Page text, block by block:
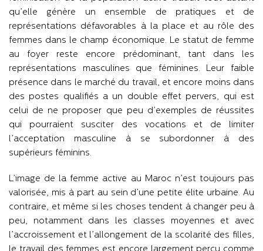
qu’elle génère un ensemble de pratiques et de
représentations défavorables à la place et au rôle des
femmes dans le champ économique. Le statut de femme
au foyer reste encore prédominant, tant dans les
représentations masculines que féminines. Leur faible
présence dans le marché du travail, et encore moins dans
des postes qualifiés a un double effet pervers, qui est
celui de ne proposer que peu d’exemples de réussites
qui pourraient susciter des vocations et de limiter
l’acceptation masculine à se subordonner à des
supérieurs féminins.
L’image de la femme active au Maroc n’est toujours pas
valorisée, mis à part au sein d’une petite élite urbaine. Au
contraire, et même si les choses tendent à changer peu à
peu, notamment dans les classes moyennes et avec
l’accroissement et l’allongement de la scolarité des filles,